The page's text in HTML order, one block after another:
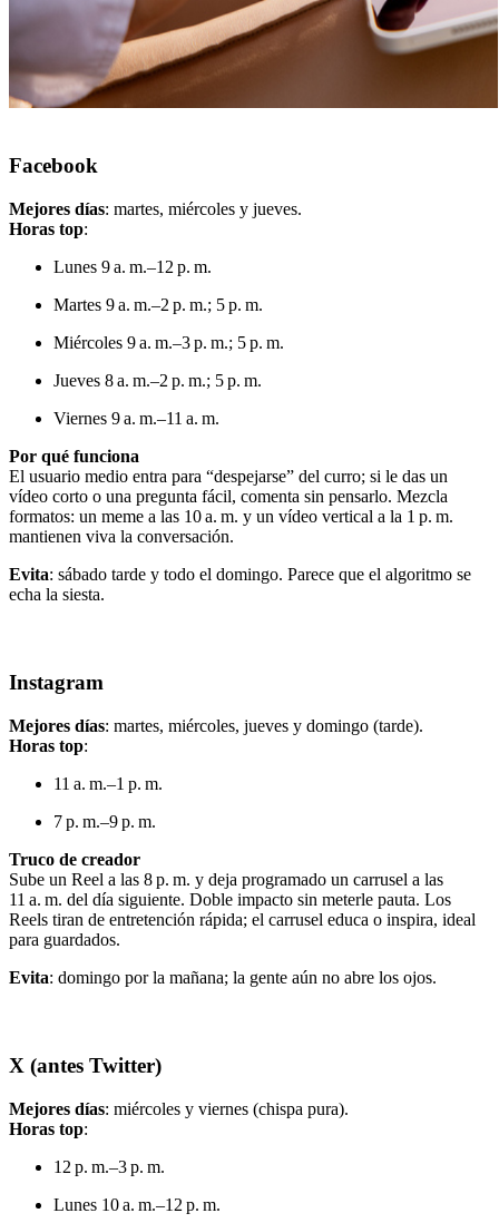
Facebook
Mejores días: martes, miércoles y jueves.
Horas top:
Lunes 9 a. m.–12 p. m.
Martes 9 a. m.–2 p. m.; 5 p. m.
Miércoles 9 a. m.–3 p. m.; 5 p. m.
Jueves 8 a. m.–2 p. m.; 5 p. m.
Viernes 9 a. m.–11 a. m.
Por qué funciona
El usuario medio entra para “despejarse” del curro; si le das un
vídeo corto o una pregunta fácil, comenta sin pensarlo. Mezcla
formatos: un meme a las 10 a. m. y un vídeo vertical a la 1 p. m.
mantienen viva la conversación.
Evita: sábado tarde y todo el domingo. Parece que el algoritmo se
echa la siesta.
Instagram
Mejores días: martes, miércoles, jueves y domingo (tarde).
Horas top:
11 a. m.–1 p. m.
7 p. m.–9 p. m.
Truco de creador
Sube un Reel a las 8 p. m. y deja programado un carrusel a las
11 a. m. del día siguiente. Doble impacto sin meterle pauta. Los
Reels tiran de entretención rápida; el carrusel educa o inspira, ideal
para guardados.
Evita: domingo por la mañana; la gente aún no abre los ojos.
X (antes Twitter)
Mejores días: miércoles y viernes (chispa pura).
Horas top:
12 p. m.–3 p. m.
Lunes 10 a. m.–12 p. m.